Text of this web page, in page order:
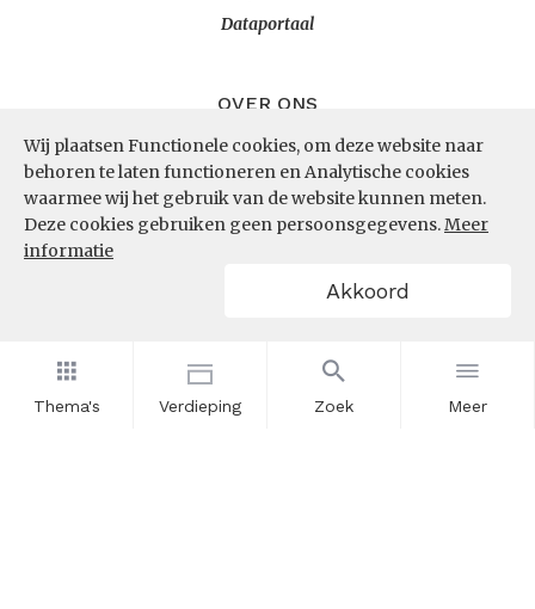
Thema's Verdieping Zoek Meer
Wij plaatsen Functionele cookies, om deze website naar
behoren te laten functioneren en Analytische cookies
waarmee wij het gebruik van de website kunnen meten.
Deze cookies gebruiken geen persoonsgegevens.Meer
informatie
Akkoord
Dataportaal
OVER ONS
InZicht
Contact